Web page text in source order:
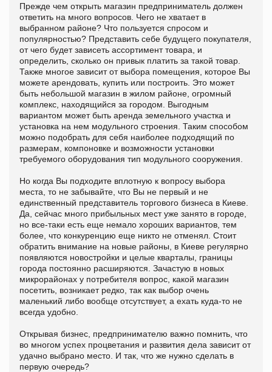
Прежде чем открыть магазин предприниматель должен
ответить на много вопросов. Чего не хватает в
выбранном районе? Что пользуется спросом и
популярностью? Представить себе будущего покупателя,
от чего будет зависеть ассортимент товара, и
определить, сколько он привык платить за такой товар.
Также многое зависит от выбора помещения, которое Вы
можете арендовать, купить или построить. Это может
быть небольшой магазин в жилом районе, огромный
комплекс, находящийся за городом. Выгодным
вариантом может быть аренда земельного участка и
установка на нем модульного строения. Таким способом
можно подобрать для себя наиболее подходящий по
размерам, компоновке и возможности установки
требуемого оборудования тип модульного сооружения.
Но когда Вы подходите вплотную к вопросу выбора
места, то не забывайте, что Вы не первый и не
единственный представитель торгового бизнеса в Киеве.
Да, сейчас много прибыльных мест уже занято в городе,
но все-таки есть еще немало хороших вариантов, тем
более, что конкуренцию еще никто не отменял. Стоит
обратить внимание на новые районы, в Киеве регулярно
появляются новостройки и целые кварталы, границы
города постоянно расширяются. Зачастую в новых
микрорайонах у потребителя вопрос, какой магазин
посетить, возникает редко, так как выбор очень
маленький либо вообще отсутствует, а ехать куда-то не
всегда удобно.
Открывая бизнес, предпринимателю важно помнить, что
во многом успех процветания и развития дела зависит от
удачно выбрано место. И так, что же нужно сделать в
первую очередь?